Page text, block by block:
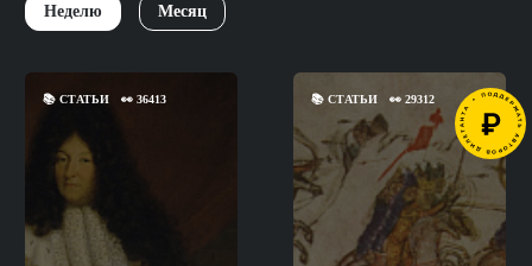
Неделю Месяц
📚 СТАТЬИ 👀 36413 📚СТАТЬИ 👀29312